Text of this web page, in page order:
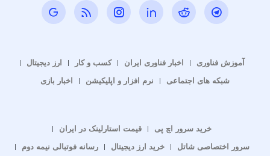
آموزش فناوری اخبار فناوری ایران کسب و کار
ارز دیجیتال
شبکه های اجتماعی
نرم افزار و اپلیکیشن اخبار بازی
خرید سرور اچ پی
قیمت استارلینک در ایران
سرور اختصاصی شاتل
خرید ارز دیجیتال رسانه فوتبالی نیمه دوم